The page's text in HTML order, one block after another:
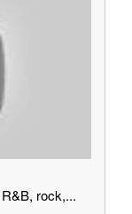
rock,...